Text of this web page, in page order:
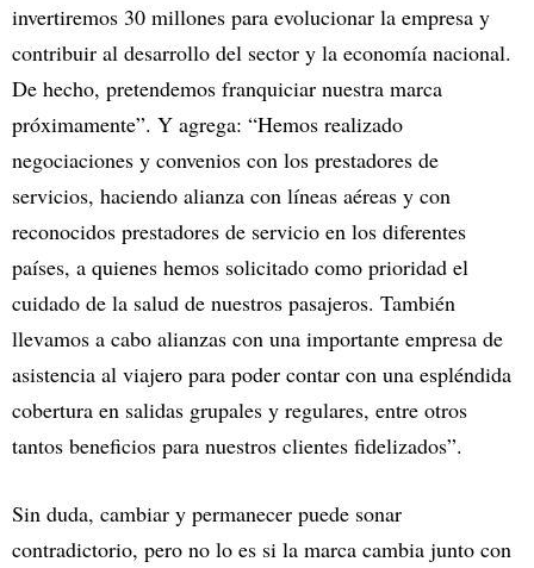
invertiremos 30 millones para evolucionar la empresa y
contribuir al desarrollo del sector y la economía nacional.
De hecho, pretendemos franquiciar nuestra marca
próximamente”. Y agrega: “Hemos realizado
negociaciones y convenios con los prestadores de
servicios, haciendo alianza con líneas aéreas y con
reconocidos prestadores de servicio en los diferentes
países, a quienes hemos solicitado como prioridad el
cuidado de la salud de nuestros pasajeros. También
llevamos a cabo alianzas con una importante empresa de
asistencia al viajero para poder contar con una espléndida
cobertura en salidas grupales y regulares, entre otros
tantos beneficios para nuestros clientes fidelizados”.
Sin duda, cambiar y permanecer puede sonar
contradictorio, pero no lo es si la marca cambia junto con